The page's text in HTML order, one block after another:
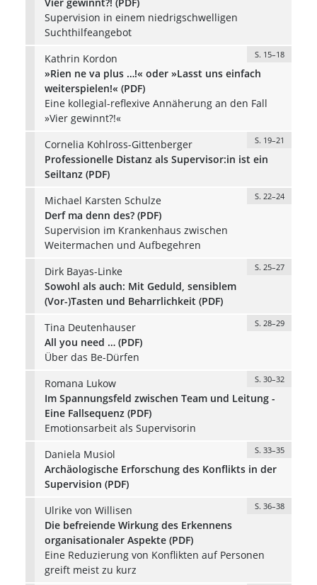
Supervision in einem niedrigschwelligen
Suchthilfeangebot
Kathrin Kordon
S. 15–18
»Rien ne va plus …!« oder »Lasst uns einfach
weiterspielen!« (PDF)
Eine kollegial-reflexive Annäherung an den Fall
»Vier gewinnt?!«
Cornelia Kohlross-Gittenberger
S. 19–21
Professionelle Distanz als Supervisor:in ist ein
Seiltanz (PDF)
Michael Karsten Schulze
S. 22–24
Derf ma denn des? (PDF)
Supervision im Krankenhaus zwischen
Weitermachen und Aufbegehren
Dirk Bayas-Linke
S. 25–27
Sowohl als auch: Mit Geduld, sensiblem
(Vor-)Tasten und Beharrlichkeit (PDF)
Tina Deutenhauser
S. 28–29
All you need … (PDF)
Über das Be-Dürfen
Romana Lukow
S. 30–32
Im Spannungsfeld zwischen Team und Leitung -
Eine Fallsequenz (PDF)
Emotionsarbeit als Supervisorin
Daniela Musiol
S. 33–35
Archäologische Erforschung des Konflikts in der
Supervision (PDF)
Ulrike von Willisen
S. 36–38
Die befreiende Wirkung des Erkennens
organisationaler Aspekte (PDF)
Eine Reduzierung von Konflikten auf Personen
greift meist zu kurz